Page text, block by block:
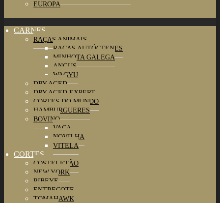
EUROPA
CARNES
Maximizar
submenu
RAÇAS ANIMAIS
Maximizar
submenu
RAÇAS AUTÓCTENES
MINHOTA GALEGA
ANGUS
WAGYU
DRY AGED
DRY AGED EXPERT
CORTES DO MUNDO
HAMBURGUERES
BOVINO
Maximizar
VACA
NOVILHA
VITELA
CORTES
Maximizar
submenu
COSTELETÃO
NEW YORK
RIBEYE
ENTRECOTE
TOMAHAWK